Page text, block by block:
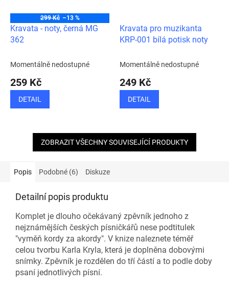
299 Kč –13 %
Kravata - noty, černá MG
362
Momentálně nedostupné
259 Kč
DETAIL
Kravata pro muzikanta
KRP-001 bílá potisk noty
Momentálně nedostupné
249 Kč
DETAIL
ZOBRAZIT VŠECHNY SOUVISEJÍCÍ PRODUKTY
Popis Podobné (6) Diskuze
Detailní popis produktu
Komplet je dlouho očekávaný zpěvník jednoho z
nejznámějších českých písničkářů nese podtitulek
"vyměň kordy za akordy". V knize naleznete téměř
celou tvorbu Karla Kryla, která je doplněna dobovými
snímky. Zpěvník je rozdělen do tří částí a to podle doby
psaní jednotlivých písní.